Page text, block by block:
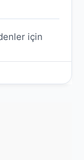
için
ve
Mini